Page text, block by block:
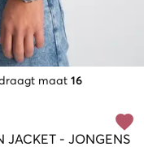
maat 16
JACKET - JONGENS